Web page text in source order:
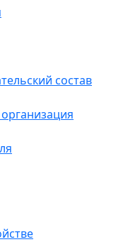
состав